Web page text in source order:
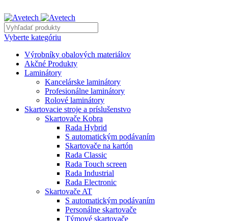
Vyberte kategóriu
Výrobníky obalových materiálov
Akčné Produkty
Laminátory
Kancelárske laminátory
Profesionálne laminátory
Rolové laminátory
Skartovacie stroje a príslušenstvo
Skartovače Kobra
Rada Hybrid
S automatickým podávaním
Skartovače na kartón
Rada Classic
Rada Touch screen
Rada Industrial
Rada Electronic
Skartovače AT
S automatickým podávaním
Personálne skartovače
Týmové skartovače